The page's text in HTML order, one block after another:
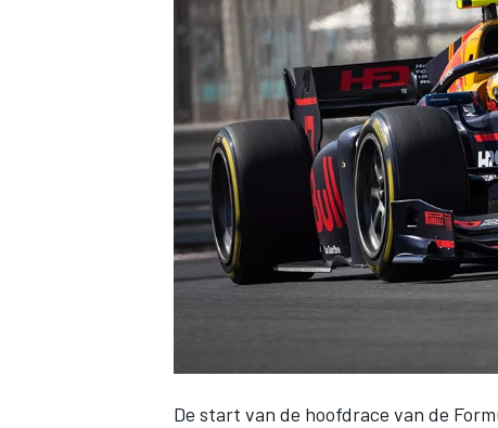
INDYCAR
De start van de hoofdrace van de